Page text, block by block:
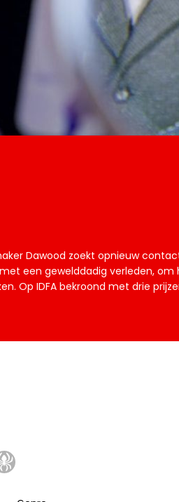
Dawood zoekt opnieuw
een gewelddadig verleden, om
Op IDFA bekroond met drie